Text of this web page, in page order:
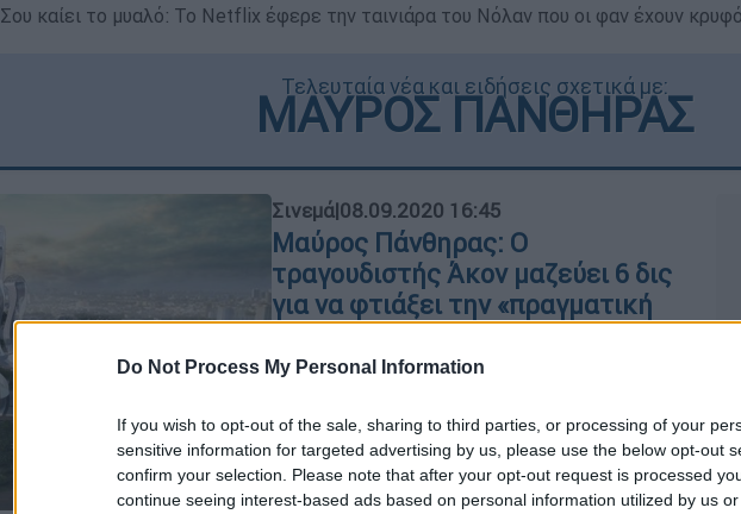
Do Not Process My Personal Information
If you wish to opt-out of the sale, sharing to third parties, or processing of your
sensitive information for targeted advertising by us, please use the below opt-out
confirm your selection. Please note that after your opt-out request is processed
continue seeing interest-based ads based on personal information utilized by us
Σου καίει το μυαλό: Το Netflix έφερε την ταινιάρα του Νόλαν που οι φαν έχουν
Τελευταία νέα και ειδήσεις σχετικά με:
ΜΑΥΡΟΣ ΠΑΝΘΗΡΑΣ
Σινεμά|08.09.2020 16:45
Μαύρος Πάνθηρας: Ο
τραγουδιστής Άκον μαζεύει 6 δις
για να φτιάξει την «πραγματική
O Άκον έχει ήδη εξασφαλίσει το ένα
δολαρίων που χρειάζεται για να
αρχίσει να χτίζει την πόλη του
Μαύρου Πάνθηρα